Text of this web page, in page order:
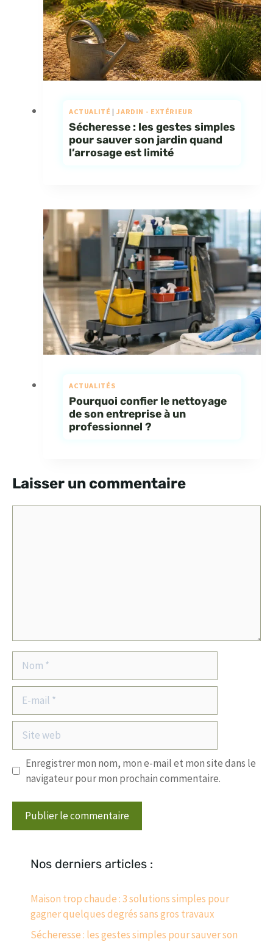
ACTUALITÉ | JARDIN - EXTÉRIEUR
Sécheresse : les gestes simples
pour sauver son jardin quand
l’arrosage est limité
ACTUALITÉS
Pourquoi confier le nettoyage
de son entreprise à un
professionnel ?
Laisser un commentaire
mail
Site
web
Enregistrer mon nom, mon e-mail et mon site dans le
navigateur pour mon prochain commentaire.
Nos derniers articles :
Maison trop chaude : 3 solutions simples pour
gagner quelques degrés sans gros travaux
Sécheresse : les gestes simples pour sauver son